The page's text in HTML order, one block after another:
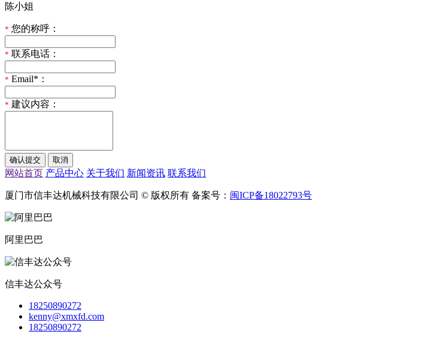
陈小姐
* 您的称呼：
* 联系电话：
* Email*：
* 建议内容：
网站首页 产品中心 关于我们 新闻资讯 联系我们
厦门市信丰达机械科技有限公司 © 版权所有 备案号： 闽ICP备18022793号
阿里巴巴
信丰达公众号
18250890272
kenny@xmxfd.com
18250890272